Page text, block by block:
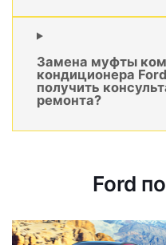
Замена муфты
кондиционера
получить
ремонта?
Ford